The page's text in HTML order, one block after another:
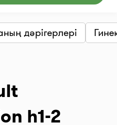
дәрігерлері
h1-2